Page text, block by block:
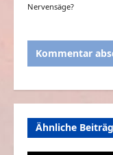
Nervensäge?
Ähnliche